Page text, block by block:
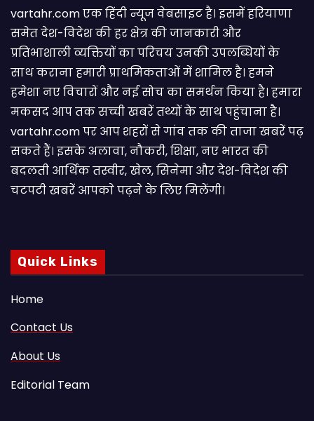
vartahr.com एक हिंदी न्यूज वेबसाइट है। इसमें हरियाणा
समेत देश-विदेश की हर क्षेत्र की जानकारी और
प्रतिभाशाली व्यक्तियों का परिचय उनकी उपलब्धियों के
साथ कराना हमारी प्राथमिकताओं में शामिल है। हमने
हमेशा नए विचारों और नई सोच का समर्थन किया है। हमारा
मकसद आप तक सच्ची खबरें तथ्यों के साथ पहुंचाना है।
vartahr.com पर आप शहरों से गांव तक की ताजा खबरें पढ़
सकते हैं। इसके अलावा, नौकरी, शिक्षा, नए भारत की
बदलती आर्थिक तस्वीर, खेल, सिनेमा और देश-विदेश की
चटपटी खबरें आपकाे पढ़ने के लिए मिलेंगी।
Quick Links
Home
Contact Us
About Us
Editorial Team